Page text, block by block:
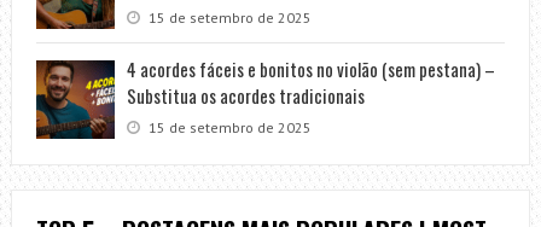
15 de setembro de 2025
4 acordes fáceis e bonitos no violão (sem pestana) –
Substitua os acordes tradicionais
15 de setembro de 2025